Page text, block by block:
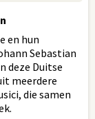
en hun
Sebastian
deze Duitse
meerdere
die samen